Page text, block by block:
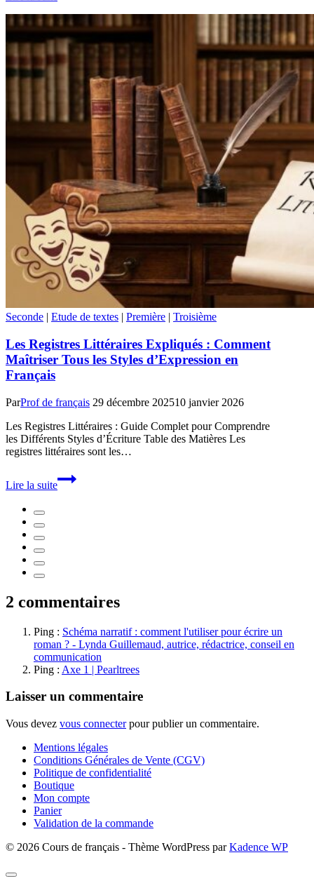
adresse,
de
Kressmann
Taylor
historique
court.
Seconde | Etude de textes | Première | Troisième
Les Registres Littéraires Expliqués : Comment
Maîtriser Tous les Styles d’Expression en
Français
ParProf de français 29 décembre 202510 janvier 2026
Les Registres Littéraires : Guide Complet pour Comprendre
les Différents Styles d’Écriture Table des Matières Les
registres littéraires sont les…
Lire la suite
Les
Registres
d’Expression
Français
2 commentaires
Ping : Schéma narratif : comment l'utiliser pour écrire un
roman ? - Lynda Guillemaud, autrice, rédactrice, conseil en
communication
Ping : Axe 1 | Pearltrees
Laisser un commentaire
Vous devez vous connecterpour publier un commentaire.
Mentions légales
Conditions Générales de Vente (CGV)
Politique de confidentialité
Boutique
Mon compte
Panier
Validation de la commande
© 2026 Cours de français - Thème WordPress parKadence WP